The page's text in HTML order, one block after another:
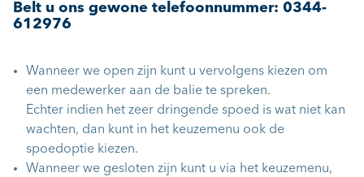
Belt u ons gewone telefoonnummer: 0344-
612976
Wanneer we open zijn kunt u vervolgens kiezen om
een medewerker aan de balie te spreken.
Echter indien het zeer dringende spoed is wat niet kan
wachten, dan kunt in het keuzemenu ook de
spoedoptie kiezen.
Wanneer we gesloten zijn kunt u via het keuzemenu,